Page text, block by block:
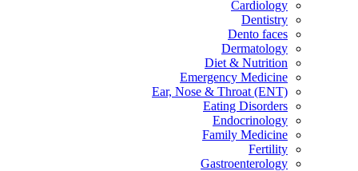
Cardiology
Dentistry
Dento faces
Dermatology
Diet & Nutrition
Emergency Medicine
Ear, Nose & Throat (ENT)
Eating Disorders
Endocrinology
Family Medicine
Fertility
Gastroenterology